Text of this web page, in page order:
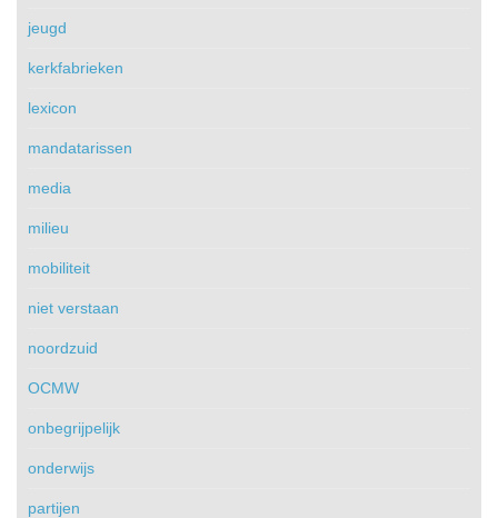
jeugd
kerkfabrieken
lexicon
mandatarissen
media
milieu
mobiliteit
niet verstaan
noordzuid
OCMW
onbegrijpelijk
onderwijs
partijen